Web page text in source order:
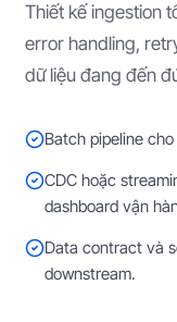
Thiết kế ingestion
error handling,
dữ liệu đang đến
Batch pipeline
CDC hoặc
dashboard vận
Data contract và
downstream.